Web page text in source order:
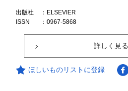
出版社
：ELSEVIER
ISSN
：0967-5868
詳しく見る
ほしいものリストに登録